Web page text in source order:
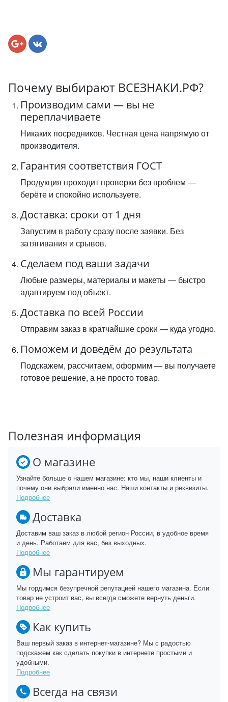
Почему выбирают ВСЕЗНАКИ.РФ?
Производим сами — вы не
переплачиваете
Никаких посредников. Честная цена напрямую от
производителя.
Гарантия соответствия ГОСТ
Продукция проходит проверки без проблем —
берёте и спокойно используете.
Доставка: сроки от 1 дня
Запустим в работу сразу после заявки. Без
затягивания и срывов.
Сделаем под ваши задачи
Любые размеры, материалы и макеты — быстро
адаптируем под объект.
Доставка по всей России
Отправим заказ в кратчайшие сроки — куда угодно.
Поможем и доведём до результата
Подскажем, рассчитаем, оформим — вы получаете
готовое решение, а не просто товар.
Полезная информация
О магазине
Узнайте больше о нашем магазине: кто мы, наши клиенты и
почему они выбрали именно нас. Наши контакты и реквизиты.
Подробнее
Доставка
Доставим ваш заказ в любой регион России, в удобное время
и день. Работаем для вас, без выходных.
Подробнее
Мы гарантируем
Мы гордимся безупречной репутацией нашего магазина. Если
товар не устроит вас, вы всегда сможете вернуть деньги.
Подробнее
Как купить
Ваш первый заказ в интернет-магазине? Мы с радостью
подскажем как сделать покупки в интернете простыми и
удобными.
Подробнее
Всегда на связи